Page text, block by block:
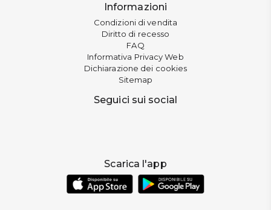
Informazioni
Condizioni di vendita
Diritto di recesso
FAQ
Informativa Privacy Web
Dichiarazione dei cookies
Sitemap
Seguici sui social
Scarica l'app